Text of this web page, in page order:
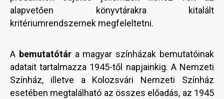
alapvetően könyvtárakra kitalált
kritériumrendszernek megfeleltetni.
A bemutatótára magyar színházak bemutatóinak
adatait tartalmazza 1945-től napjainkig. A Nemzeti
Színház, illetve a Kolozsvári Nemzeti Színház
esetében megtalálható az összes előadás, az 1945